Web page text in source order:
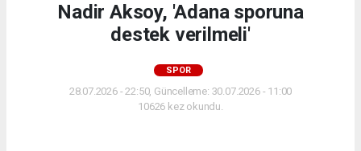
Nadir Aksoy, 'Adana sporuna
destek verilmeli'
SPOR
28.07.2026 - 22:50, Güncelleme: 30.07.2026 - 11:00
10626 kez okundu.